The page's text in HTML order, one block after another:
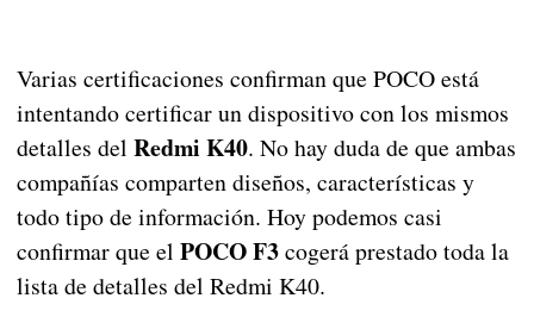
Varias certificaciones confirman que POCO está
intentando certificar un dispositivo con los mismos
detalles del Redmi K40. No hay duda de que ambas
compañías comparten diseños, características y
todo tipo de información. Hoy podemos casi
confirmar que el POCO F3cogerá prestado toda la
lista de detalles del Redmi K40.